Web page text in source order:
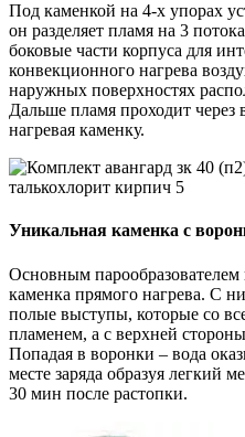
Под каменкой на 4-х упорах
он разделяет пламя на 3
боковые части корпуса для
конвекционного нагрева
наружных поверхностях
Дальше пламя проходит
нагревая каменку.
Уникальная каменка с
Основным парообразователем
каменка прямого нагрева. С
полые выступы, которые со
пламенем, а с верхней
Попадая в воронки – вода
месте заряда образуя легкий
30 мин после растопки.